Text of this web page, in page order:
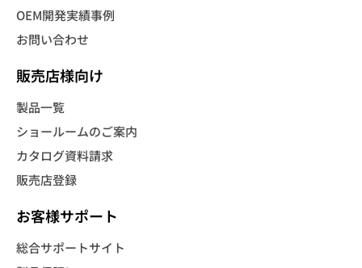
OEM開発実績事例
お問い合わせ
販売店様向け
製品一覧
ショールームのご案内
カタログ資料請求
販売店登録
お客様サポート
総合サポートサイト